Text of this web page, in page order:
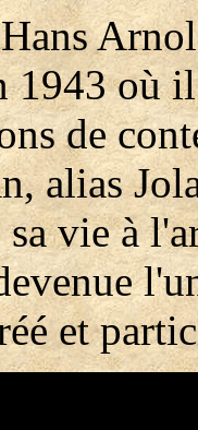
1943 où
de
alias
sa vie à
et